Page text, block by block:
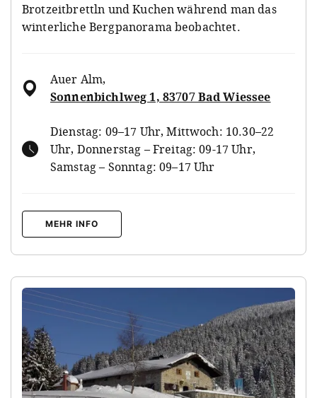
Brotzeitbrettln und Kuchen während man das
winterliche Bergpanorama beobachtet.
Auer Alm,
Sonnenbichlweg 1, 83707 Bad Wiessee
Dienstag: 09–17 Uhr, Mittwoch: 10.30–22
Uhr, Donnerstag – Freitag: 09-17 Uhr,
Samstag – Sonntag: 09–17 Uhr
MEHR INFO